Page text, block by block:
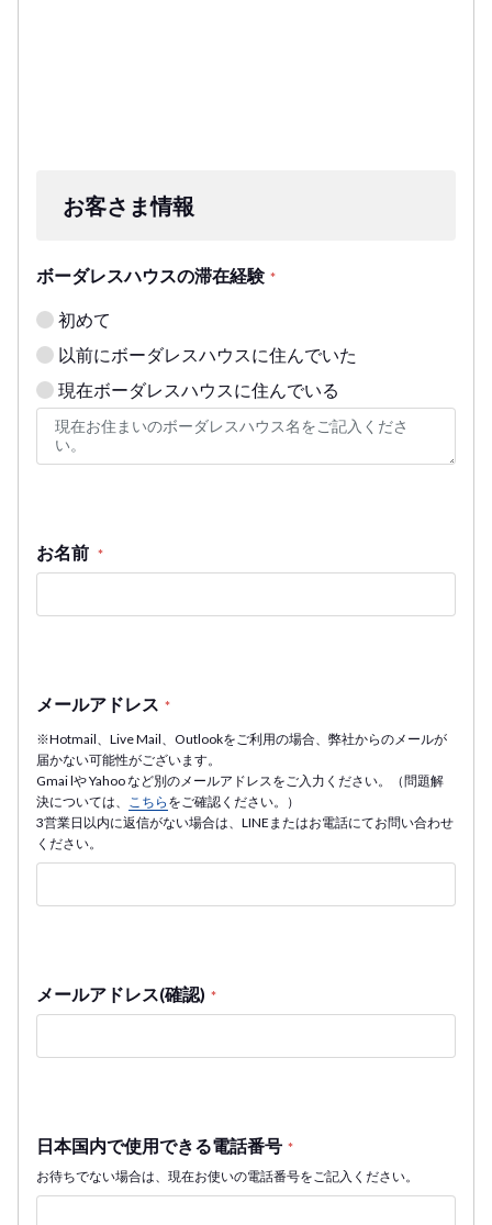
お客さま情報
ボーダレスハウスの滞在経験 *
初めて
以前にボーダレスハウスに住んでいた
現在ボーダレスハウスに住んでいる
お名前 *
メールアドレス *
※Hotmail、Live Mail、Outlookをご利用の場合、弊社からのメールが
届かない可能性がございます。
Gmai lや Yahoo など別のメールアドレスをご入力ください。（問題解
決については、
こちら をご確認ください。）
3営業日以内に返信がない場合は、LINEまたはお電話にてお問い合わせ
ください。
メールアドレス(確認) *
日本国内で使用できる電話番号 *
お待ちでない場合は、現在お使いの電話番号をご記入ください。